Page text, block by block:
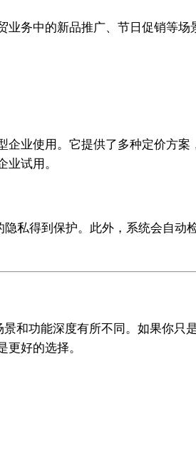
务中的新品推广、节日促销等
业使用。它提供了多种定价方
试用。
私得到保护。此外，系统会自动
和功能深度有所不同。如果你只
好的选择。